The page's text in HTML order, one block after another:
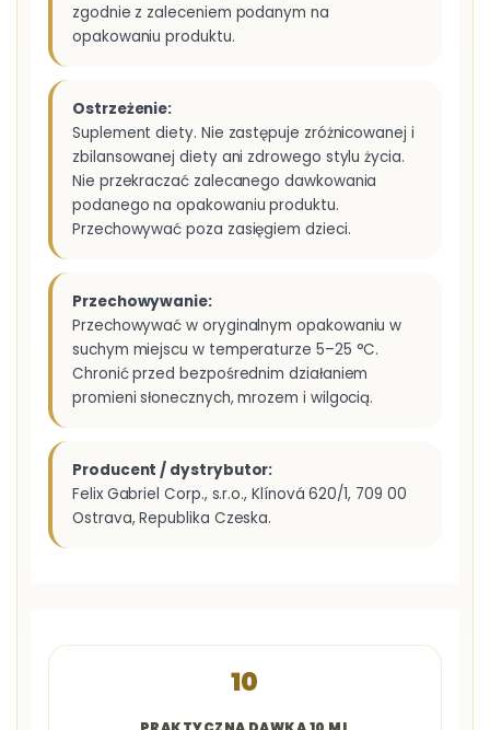
zgodnie z zaleceniem podanym na
opakowaniu produktu.
Ostrzeżenie:
Suplement diety. Nie zastępuje zróżnicowanej i
zbilansowanej diety ani zdrowego stylu życia.
Nie przekraczać zalecanego dawkowania
podanego na opakowaniu produktu.
Przechowywać poza zasięgiem dzieci.
Przechowywanie:
Przechowywać w oryginalnym opakowaniu w
suchym miejscu w temperaturze 5–25 °C.
Chronić przed bezpośrednim działaniem
promieni słonecznych, mrozem i wilgocią.
Producent / dystrybutor:
Felix Gabriel Corp., s.r.o., Klínová 620/1, 709 00
Ostrava, Republika Czeska.
10